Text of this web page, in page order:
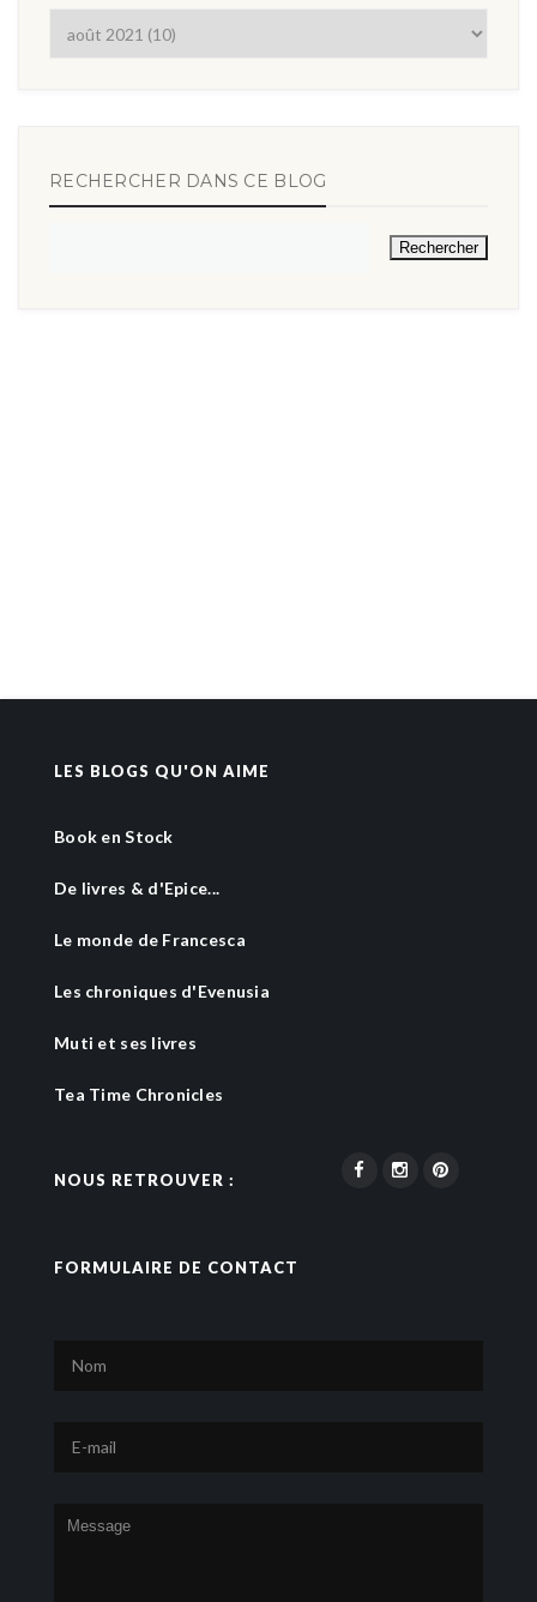
RECHERCHER DANS CE BLOG
LES BLOGS QU'ON AIME
Book en Stock
De livres & d'Epice...
Le monde de Francesca
Les chroniques d'Evenusia
Muti et ses livres
Tea Time Chronicles
NOUS RETROUVER :
FORMULAIRE DE CONTACT